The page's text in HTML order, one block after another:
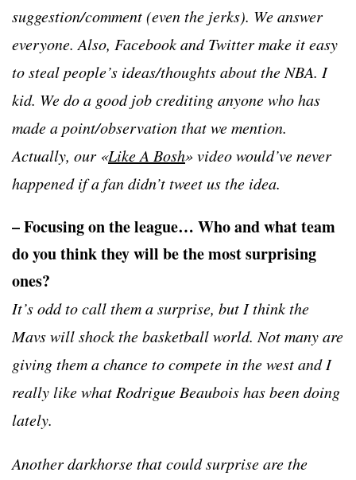
suggestion/comment (even the jerks). We answer
everyone. Also, Facebook and Twitter make it easy
to steal people’s ideas/thoughts about the NBA. I
kid. We do a good job crediting anyone who has
made a point/observation that we mention.
Actually, our «Like A Bosh» video would’ve never
happened if a fan didn’t tweet us the idea.
– Focusing on the league… Who and what team
do you think they will be the most surprising
ones?
It’s odd to call them a surprise, but I think the
Mavs will shock the basketball world. Not many are
giving them a chance to compete in the west and I
really like what Rodrigue Beaubois has been doing
lately.
Another darkhorse that could surprise are the